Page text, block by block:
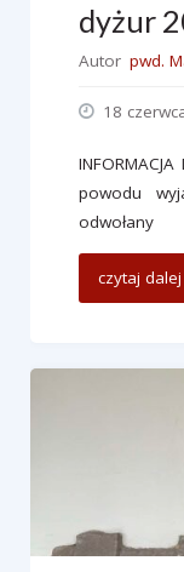
dyżur
Autor pwd.
18
powodu
odwołany
czytaj dalej